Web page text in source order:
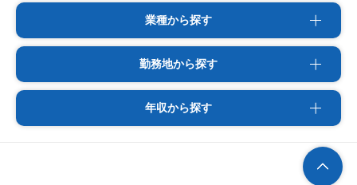
業種から探す
勤務地から探す
年収から探す